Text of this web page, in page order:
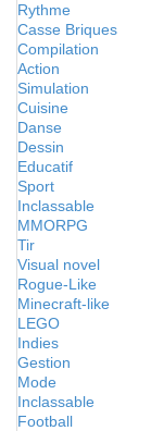
Rythme
Casse Briques
Compilation
Action
Simulation
Cuisine
Danse
Dessin
Educatif
Sport
Inclassable
MMORPG
Tir
Visual novel
Rogue-Like
Minecraft-like
LEGO
Indies
Gestion
Mode
Inclassable
Football